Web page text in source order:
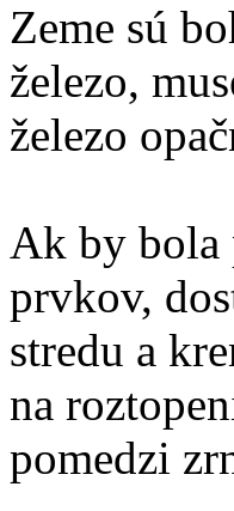
Zeme sú
železo,
železo
Ak by bola
prvkov,
stredu a
na
pomedzi